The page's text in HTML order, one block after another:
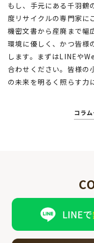
もし、手元にある千羽鶴
度リサイクルの専門家に
機密文書から産廃まで幅
環境に優しく、かつ皆様
します。まずはLINEや
合わせください。皆様の
の未来を明るく照らす力
コラ